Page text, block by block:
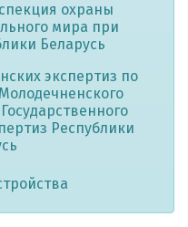
охраны
мира при
Беларусь
экспертиз по
Республики